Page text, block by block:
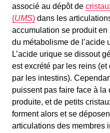
associé au dépôt de
(UMS) dans les
accumulation se produit
du métabolisme de l’acide
L’acide urique se dissout
est excrété par les reins
par les intestins).
puissent pas faire face à la
produite, et de petits
forment alors et se
articulations des membres